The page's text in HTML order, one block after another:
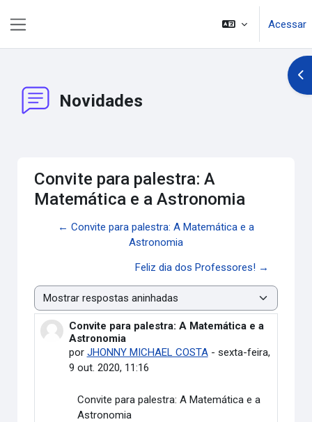
Acessar
Novidades
Convite para palestra: A
Matemática e a Astronomia
← Convite para palestra: A Matemática e a
Astronomia
Feliz dia dos Professores! →
Modo de visualização
Convite para palestra: A Matemática e a
Astronomia
por JHONNY MICHAEL COSTA- sexta-feira,
9 out. 2020, 11:16
Número de respostas: 0
Convite para palestra: A Matemática e a
Astronomia